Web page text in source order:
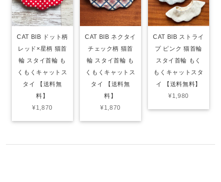
CAT BIB ドット柄
レッド×星柄 猫首
輪 スタイ首輪 も
くもくキャットス
タイ 【送料無
料】
¥1,870
CAT BIB ネクタイ
チェック柄 猫首
輪 スタイ首輪 も
くもくキャットス
タイ 【送料無
料】
¥1,870
CAT BIB ストライ
プ ピンク 猫首輪
スタイ首輪 もく
もくキャットスタ
イ 【送料無料】
¥1,980